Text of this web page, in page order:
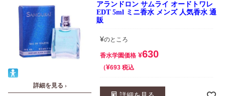
詳細を見る ›
アランドロン サムライ オードトワレ
EDT 5ml ミニ香水 メンズ 人気香水 通
販
¥のところ
香水学園価格 ¥630
¥693 税込